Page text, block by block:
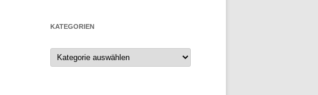
KATEGORIEN
Kategorien